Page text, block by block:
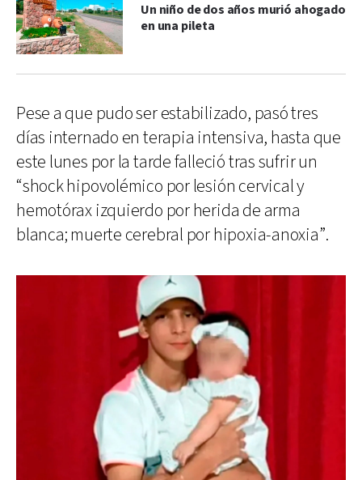
Un niño de dos años murió ahogado
en una pileta
Pese a que pudo ser estabilizado, pasó tres
días internado en terapia intensiva, hasta que
este lunes por la tarde falleció tras sufrir un
“shock hipovolémico por lesión cervical y
hemotórax izquierdo por herida de arma
blanca; muerte cerebral por hipoxia-anoxia”.